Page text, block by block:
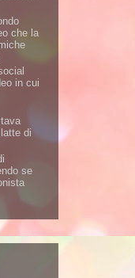
che la
in cui
di
se